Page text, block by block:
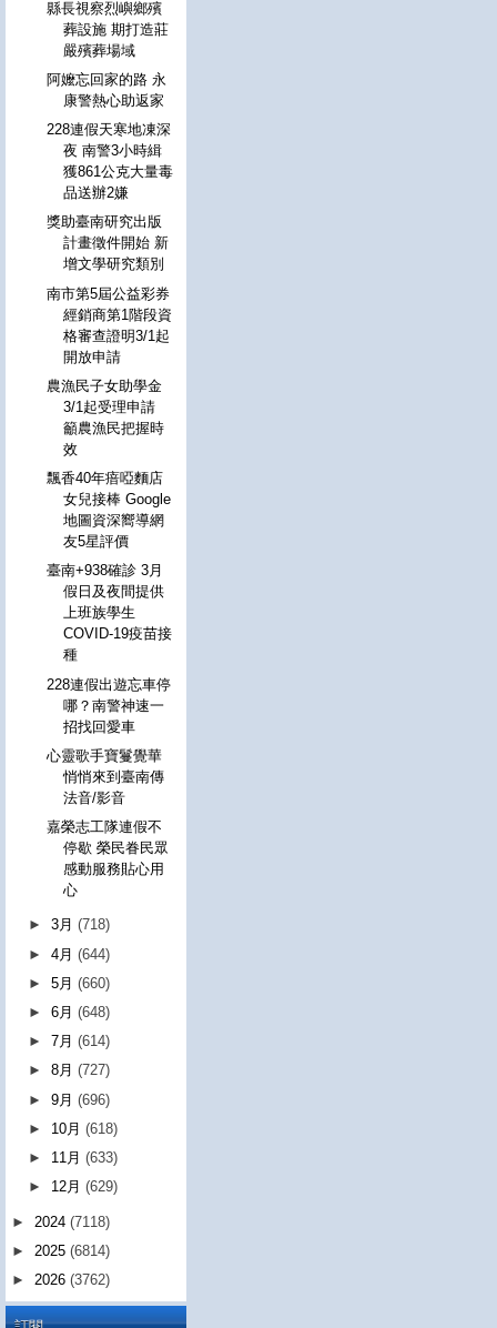
縣長視察烈嶼鄉殯
葬設施 期打造莊
嚴殯葬場域
阿嬤忘回家的路 永
康警熱心助返家
228連假天寒地凍深
夜 南警3小時緝
獲861公克大量毒
品送辦2嫌
獎助臺南研究出版
計畫徵件開始 新
增文學研究類別
南市第5屆公益彩券
經銷商第1階段資
格審查證明3/1起
開放申請
農漁民子女助學金
3/1起受理申請
籲農漁民把握時
效
飄香40年瘖啞麵店
女兒接棒 Google
地圖資深嚮導網
友5星評價
臺南+938確診 3月
假日及夜間提供
上班族學生
COVID-19疫苗接
種
228連假出遊忘車停
哪？南警神速一
招找回愛車
心靈歌手寶鬘覺華
悄悄來到臺南傳
法音/影音
嘉榮志工隊連假不
停歇 榮民眷民眾
感動服務貼心用
心
►3月(718)
►4月(644)
►5月(660)
►6月(648)
►7月(614)
►8月(727)
►9月(696)
► 10月(618)
► 11月(633)
► 12月(629)
► 2024 (7118)
► 2025 (6814)
► 2026 (3762)